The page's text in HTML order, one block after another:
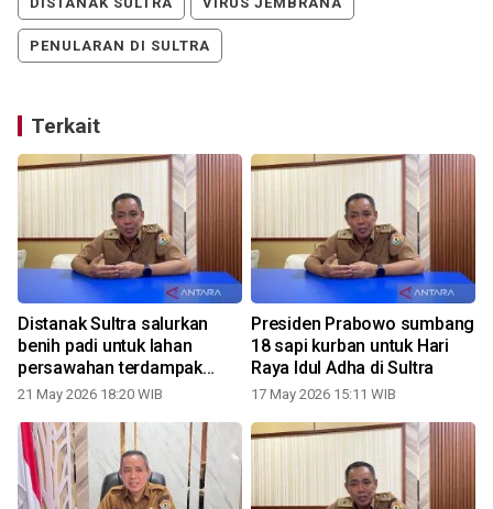
PENULARAN DI SULTRA
Terkait
Distanak Sultra salurkan
benih padi untuk lahan
persawahan terdampak
banjir
21 May 2026 18:20 WIB
Presiden Prabowo sumbang
18 sapi kurban untuk Hari
Raya Idul Adha di Sultra
17 May 2026 15:11 WIB